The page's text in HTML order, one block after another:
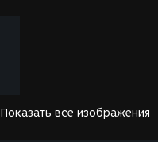
Показать все изображения